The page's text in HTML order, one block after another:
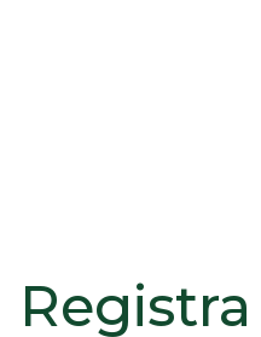
Registra